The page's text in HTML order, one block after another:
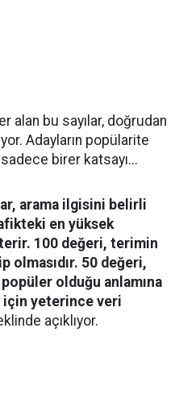
alan bu sayılar, doğrudan
Adayların popülarite
birer katsayı...
arama ilgisini belirli
en yüksek
100 değeri, terimin
olmasıdır. 50 değeri,
olduğu anlamına
için yeterince veri
açıklıyor.